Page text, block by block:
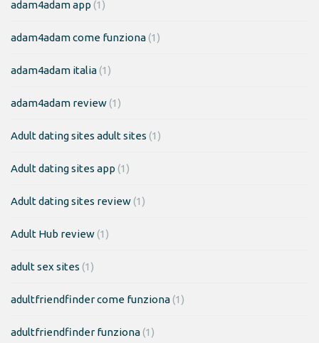
adam4adam app (1)
adam4adam come funziona(1)
adam4adam italia(1)
adam4adam review(1)
Adult dating sites adult sites (1)
Adult dating sites app (1)
Adult dating sites review(1)
Adult Hub review(1)
adult sex sites (1)
adultfriendfinder come funziona(1)
adultfriendfinder funziona(1)